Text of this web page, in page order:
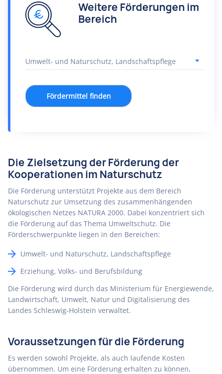
Weitere Förderungen im
Bereich
Fördermittel finden
Die Zielsetzung der Förderung der
Kooperationen im Naturschutz
Die Förderung unterstützt Projekte aus dem Bereich
Naturschutz zur Umsetzung des zusammenhängenden
ökologischen Netzes NATURA 2000. Dabei konzentriert sich
die Förderung auf das Thema Umweltschutz. Die
Förderschwerpunkte liegen in den Bereichen:
Umwelt- und Naturschutz, Landschaftspflege
Erziehung, Volks- und Berufsbildung
Die Förderung wird durch das Ministerium für Energiewende,
Landwirtschaft, Umwelt, Natur und Digitalisierung des
Landes Schleswig-Holstein verwaltet.
Voraussetzungen für die Förderung
Es werden sowohl Projekte, als auch laufende Kosten
übernommen. Um eine Förderung erhalten zu können,